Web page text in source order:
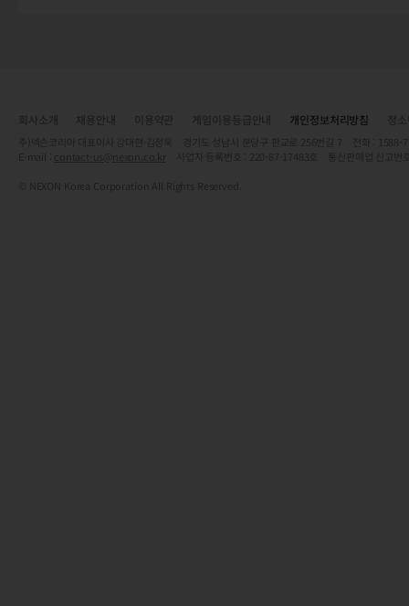
개인정보처리방침
contact-us@nexon.co.kr
© NEXON Korea Corporation All Rights Reserved.